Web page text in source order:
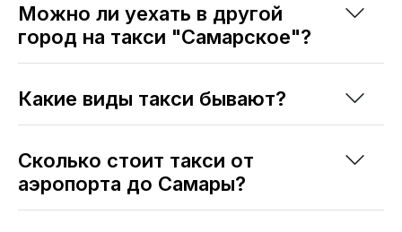
Можно ли уехать в другой
город на такси "Самарское"?
Какие виды такси бывают?
Сколько стоит такси от
аэропорта до Самары?